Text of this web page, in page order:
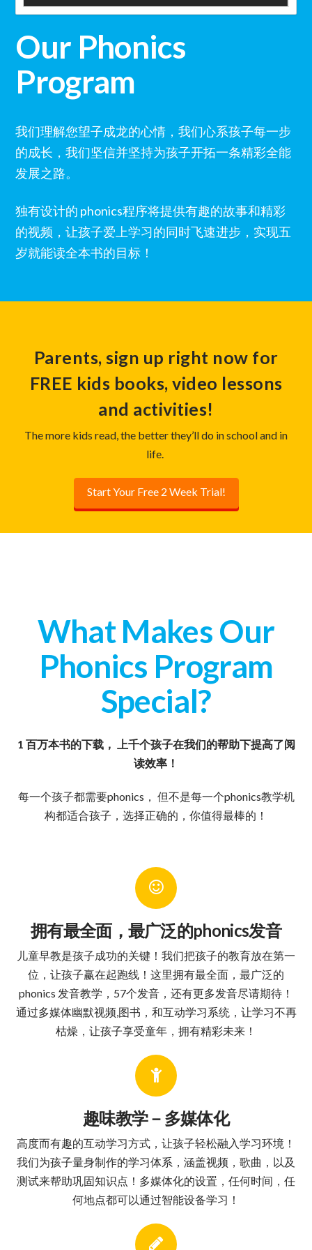
Our Phonics
Program
我们理解您望子成龙的心情，我们心系孩子每一步
的成长，我们坚信并坚持为孩子开拓一条精彩全能
发展之路。
独有设计的 phonics程序将提供有趣的故事和精彩
的视频，让孩子爱上学习的同时飞速进步，实现五
岁就能读全本书的目标！
Parents, sign up right now for
FREE kids books, video lessons
and activities!
The more kids read, the better they’ll do in school and in
life.
Start Your Free 2 Week Trial!
What Makes Our
Phonics Program
Special?
1 百万本书的下载， 上千个孩子在我们的帮助下提高了阅
读效率！
每一个孩子都需要phonics， 但不是每一个phonics教学机
构都适合孩子，选择正确的，你值得最棒的！
拥有最全面，最广泛的phonics发音
儿童早教是孩子成功的关键！我们把孩子的教育放在第一
位，让孩子赢在起跑线！这里拥有最全面，最广泛的
phonics 发音教学，57个发音，还有更多发音尽请期待！
通过多媒体幽默视频,图书，和互动学习系统，让学习不再
枯燥，让孩子享受童年，拥有精彩未来！
趣味教学－多媒体化
高度而有趣的互动学习方式，让孩子轻松融入学习环境！
我们为孩子量身制作的学习体系，涵盖视频，歌曲，以及
测试来帮助巩固知识点！多媒体化的设置，任何时间，任
何地点都可以通过智能设备学习！